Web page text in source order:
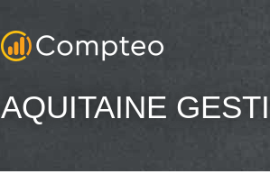
AQUITAINE